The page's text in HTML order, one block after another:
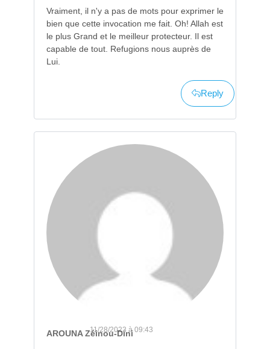
Vraiment, il n'y a pas de mots pour exprimer le
bien que cette invocation me fait. Oh! Allah est
le plus Grand et le meilleur protecteur. Il est
capable de tout. Refugions nous auprès de
Lui.
Reply
AROUNA Zéinou-Dini
11/28/2023 à 09:43